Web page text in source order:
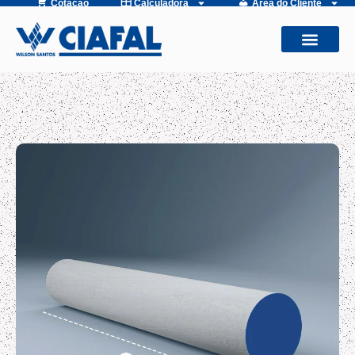
Cotação Calculadora Área do Cliente